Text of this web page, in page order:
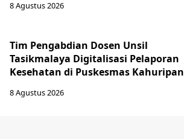
8 Agustus 2026
Tim Pengabdian Dosen Unsil
Tasikmalaya Digitalisasi Pelaporan
Kesehatan di Puskesmas Kahuripan
8 Agustus 2026